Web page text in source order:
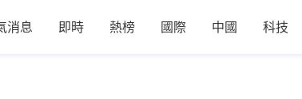
消息 即時 熱榜 國際 中國 科技